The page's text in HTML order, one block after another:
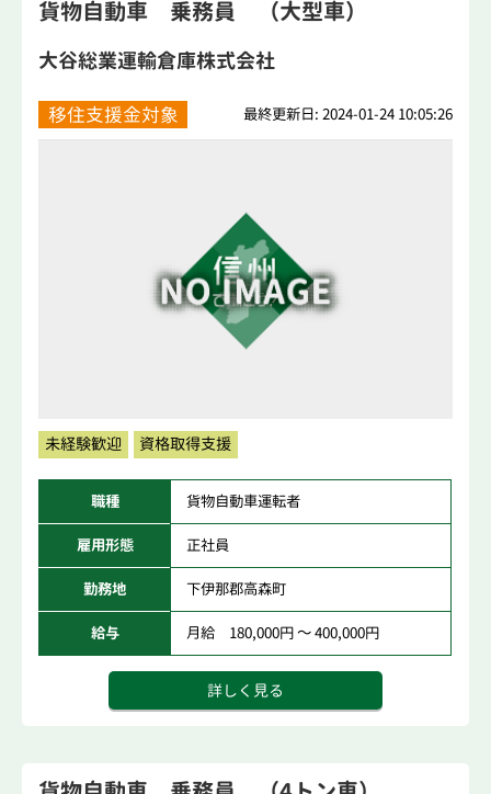
貨物自動車 乗務員 （大型車）
大谷総業運輸倉庫株式会社
移住支援金対象 最終更新日: 2024-01-24 10:05:26
未経験歓迎 資格取得支援
職種 貨物自動車運転者
雇用形態 正社員
勤務地 下伊那郡高森町
給与 月給 180,000円 ～ 400,000円
詳しく見る